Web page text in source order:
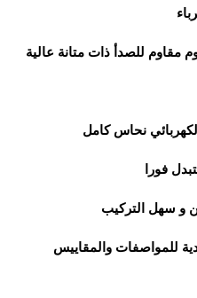
مقاوم للصدأ ذات متانة عالية
الكهربائي نحاس كامل
و سهل التركيب
للمواصفات والمقاييس